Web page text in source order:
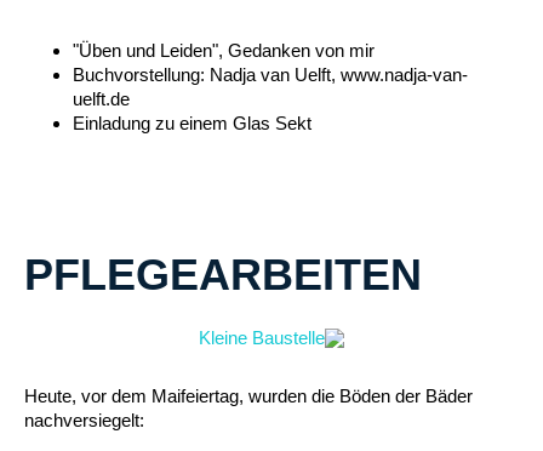
"Üben und Leiden", Gedanken von mir
Buchvorstellung: Nadja van Uelft, www.nadja-van-
uelft.de
Einladung zu einem Glas Sekt
PFLEGEARBEITEN
Heute, vor dem Maifeiertag, wurden die Böden der Bäder
nachversiegelt: